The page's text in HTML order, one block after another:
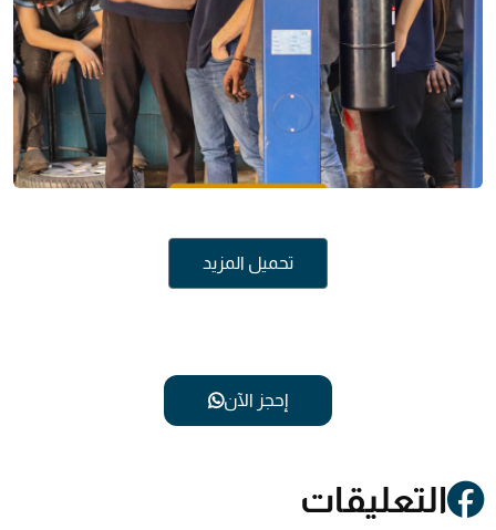
تحميل المزيد
إحجز الآن
التعليقات